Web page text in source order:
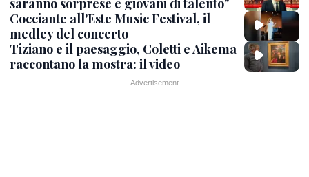
Cocciante all'Este Music Festival, il
medley del concerto
Tiziano e il paesaggio, Coletti e Aikema
raccontano la mostra: il video